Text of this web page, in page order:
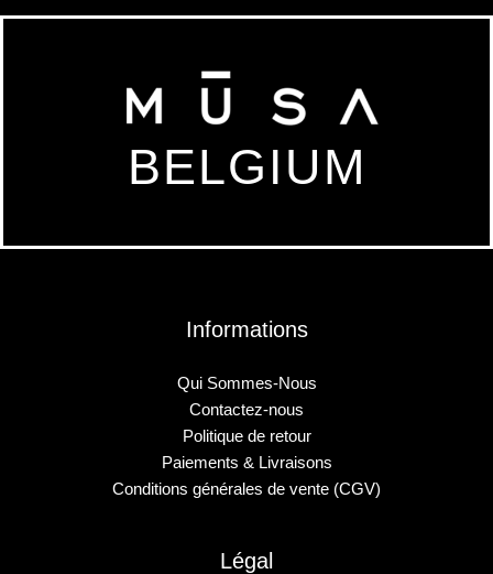
BELGIUM
Informations
Qui Sommes-Nous
Contactez-nous
Politique de retour
Paiements & Livraisons
Conditions générales de vente (CGV)
Légal